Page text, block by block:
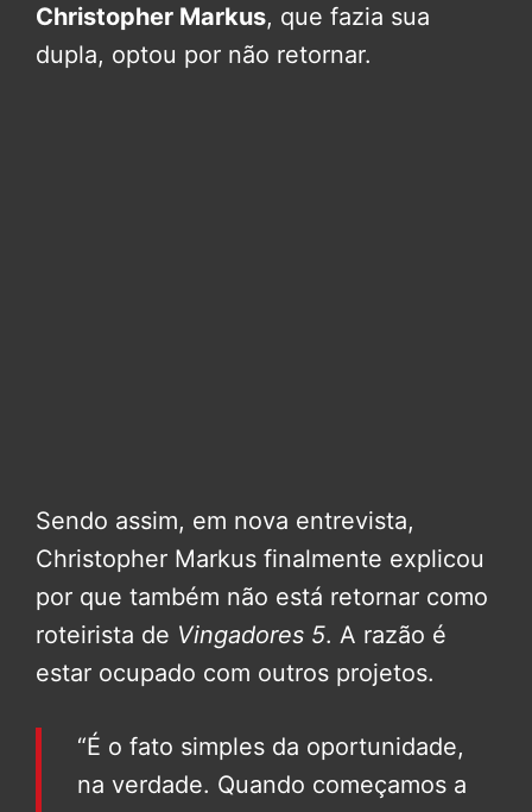
Christopher Markus, que fazia sua
dupla, optou por não retornar.
Sendo assim, em nova entrevista,
Christopher Markus finalmente explicou
por que também não está retornar como
roteirista de Vingadores 5. A razão é
estar ocupado com outros projetos.
“É o fato simples da oportunidade,
na verdade. Quando começamos a